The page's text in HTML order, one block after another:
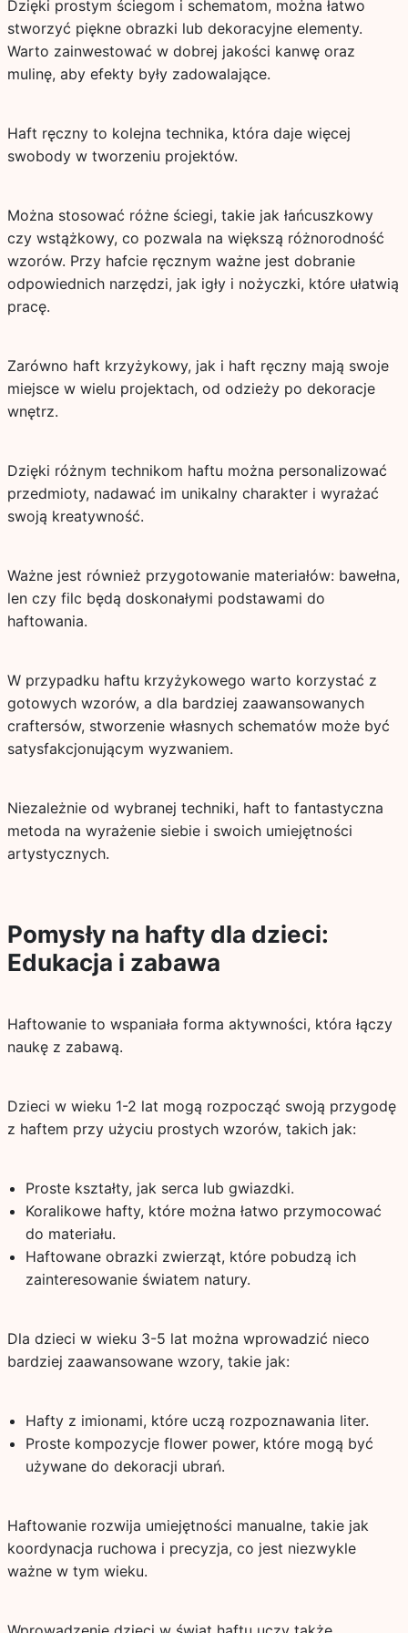
Dzięki prostym ściegom i schematom, można łatwo
stworzyć piękne obrazki lub dekoracyjne elementy.
Warto zainwestować w dobrej jakości kanwę oraz
mulinę, aby efekty były zadowalające.
Haft ręczny to kolejna technika, która daje więcej
swobody w tworzeniu projektów.
Można stosować różne ściegi, takie jak łańcuszkowy
czy wstążkowy, co pozwala na większą różnorodność
wzorów. Przy hafcie ręcznym ważne jest dobranie
odpowiednich narzędzi, jak igły i nożyczki, które ułatwią
pracę.
Zarówno haft krzyżykowy, jak i haft ręczny mają swoje
miejsce w wielu projektach, od odzieży po dekoracje
wnętrz.
Dzięki różnym technikom haftu można personalizować
przedmioty, nadawać im unikalny charakter i wyrażać
swoją kreatywność.
Ważne jest również przygotowanie materiałów: bawełna,
len czy filc będą doskonałymi podstawami do
haftowania.
W przypadku haftu krzyżykowego warto korzystać z
gotowych wzorów, a dla bardziej zaawansowanych
craftersów, stworzenie własnych schematów może być
satysfakcjonującym wyzwaniem.
Niezależnie od wybranej techniki, haft to fantastyczna
metoda na wyrażenie siebie i swoich umiejętności
artystycznych.
Pomysły na hafty dla dzieci:
Edukacja i zabawa
Haftowanie to wspaniała forma aktywności, która łączy
naukę z zabawą.
Dzieci w wieku 1-2 lat mogą rozpocząć swoją przygodę
z haftem przy użyciu prostych wzorów, takich jak:
Proste kształty, jak serca lub gwiazdki.
Koralikowe hafty, które można łatwo przymocować
do materiału.
Haftowane obrazki zwierząt, które pobudzą ich
zainteresowanie światem natury.
Dla dzieci w wieku 3-5 lat można wprowadzić nieco
bardziej zaawansowane wzory, takie jak:
Hafty z imionami, które uczą rozpoznawania liter.
Proste kompozycje flower power, które mogą być
używane do dekoracji ubrań.
Haftowanie rozwija umiejętności manualne, takie jak
koordynacja ruchowa i precyzja, co jest niezwykle
ważne w tym wieku.